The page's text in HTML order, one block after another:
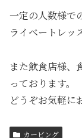
一定の人数様で
ライベートレ
また飲食店様、
っております。
どうぞお気軽
カービング